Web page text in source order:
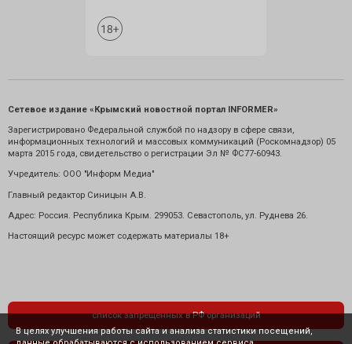
Сетевое издание «Крымский новостной портал INFORMER»
Зарегистрировано Федеральной службой по надзору в сфере связи,
информационных технологий и массовых коммуникаций (Роскомнадзор) 05
марта 2015 года, свидетельство о регистрации Эл № ФС77-60943.
Учредитель: ООО "Информ Медиа"
Главный редактор Синицын А.В.
Адрес: Россия. Республика Крым. 299053. Севастополь, ул. Руднева 26.
Настоящий ресурс может содержать материалы 18+
список запрещенных в РФ организаций
В целях улучшения работы сайта и анализа статистики посещений,